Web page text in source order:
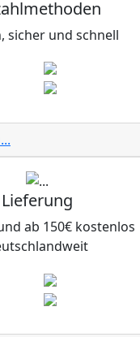
sicher und schnell
Lieferung
ab 150€ kostenlos